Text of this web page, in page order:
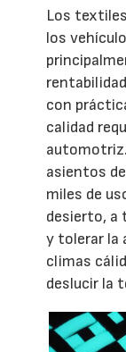
Los
los
con
calidad
asientos
miles de
desierto, a
y tolerar la
climas
deslucir la